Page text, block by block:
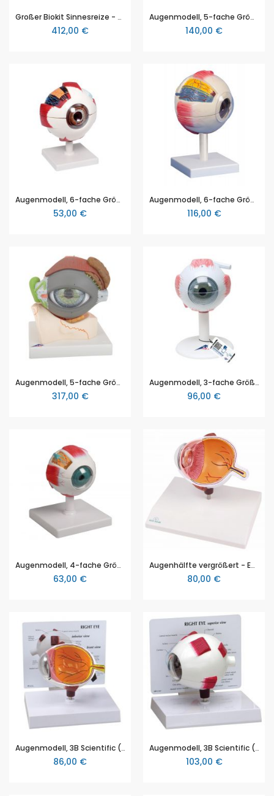
Großer Biokit Sinnesreize - Gerätesatz und Experimentiersatz, Schlüter Biologie
412,00 €
Augenmodell, 5-fache Größe, 6-teilig, von 3B Scientific Smart Anatomy, 3B Scientific (1000255 [F10])
140,00 €
Augenmodell, 6-fache Größe, 6-teilig, sehr großes Modell des menschlichen Auges für den Biologieunterricht in der Sekundarstufe 1 und 2
53,00 €
Augenmodell, 6-fache Größe, 6-teilig (EZ F220)
116,00 €
Augenmodell, 5-fache Größe, 8-teilig - 3B Smart Anatomy, 3B Scientific (1000257 [F12])
317,00 €
Augenmodell, 3-fache Größe, 6-teilig - 3B Smart Anatomy, 3B Scientific (1000259 [F15])
96,00 €
Augenmodell, 4-fache Größe, 6-teilig - EZ Augmented Anatomy (EZ F210)
63,00 €
Augenhälfte vergrößert - EZ Augmented Anatomy (EZ F50)
80,00 €
Augenmodell, 3B Scientific (1019533)
86,00 €
Augenmodell, 3B Scientific (1019534)
103,00 €